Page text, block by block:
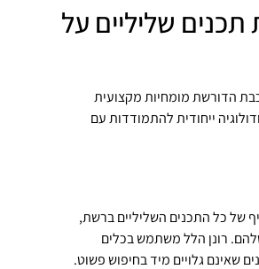
שליליים על
הדורשת מומחיות מקצועית
ייחודית להתמודדות עם
של כל התכנים השליליים ברשת,
רונן הלל משתמש בכלים
שאינם גלויים מיד בחיפוש פשוט.